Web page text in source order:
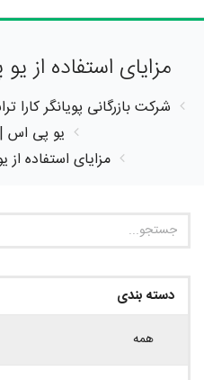
مزایای استفاده از
شرکت بازرگانی پویانگر کارا
یو پی اس | UPS (مقاله)
مزایای استفاده
دسته بندی
همه